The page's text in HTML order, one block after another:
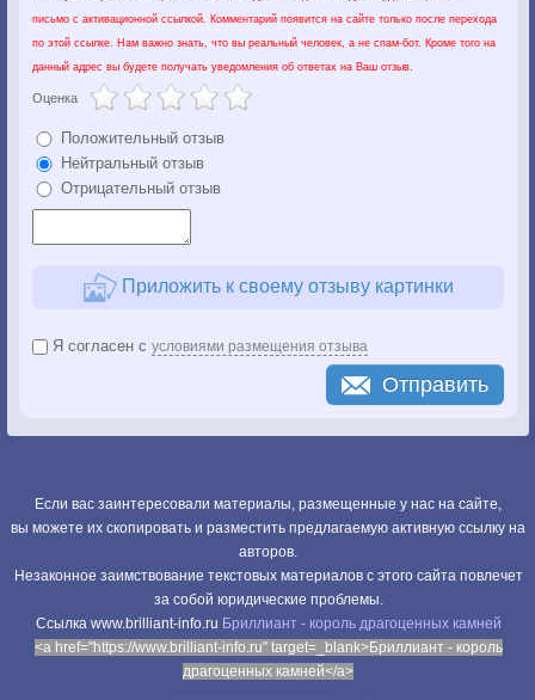
письмо с активационной ссылкой. Комментарий появится на сайте только после перехода
по этой ссылке. Нам важно знать, что вы реальный человек, а не спам-бот. Кроме того на
данный адрес вы будете получать уведомления об ответах на Ваш отзыв.
Оценка
Положительный отзыв
Нейтральный отзыв
Отрицательный отзыв
Приложить к своему отзыву картинки
Я согласен с условиями размещения отзыва
Отправить
Если вас заинтересовали материалы, размещенные у нас на сайте,
вы можете их скопировать и разместить предлагаемую активную ссылку на
авторов.
Незаконное заимствование текстовых материалов с этого сайта повлечет
за собой юридические проблемы.
Cсылка www.brilliant-info.ru Бриллиант - король драгоценных камней
<a href="https://www.brilliant-info.ru" target=_blank>Бриллиант - король
драгоценных камней</a>